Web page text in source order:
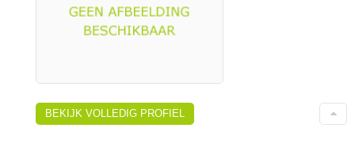
BEKIJK VOLLEDIG PROFIEL